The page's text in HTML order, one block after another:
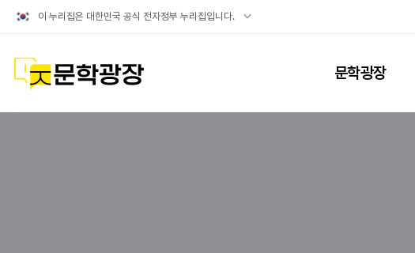
이 누리집은 대한민국 공식 전자정부 누리집입니다.
공식
문학광장 문학광장